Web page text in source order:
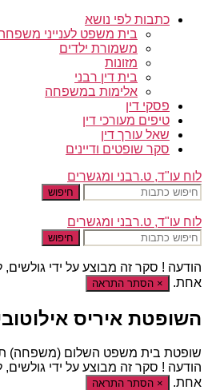
כתבות לפי נושא
בית משפט לענייני
משמורת ילדים
מזונות
בית דין רבני
אלימות במשפחה
פסקי דין
טיפים מעורכי דין
שאל עורך דין
סקר שופטים ודיינים
לוח עו"ד, ט.רבני ומגשרים
חיפוש
לוח עו"ד, ט.רבני ומגשרים
חיפוש
הודעה ! סקר זה מבוצע על ידי
אחת.
× הסתר התראה
השופטת איריס
שופטת בית משפט השלום (משפחה)
הודעה ! סקר זה מבוצע על ידי
אחת.
× הסתר התראה